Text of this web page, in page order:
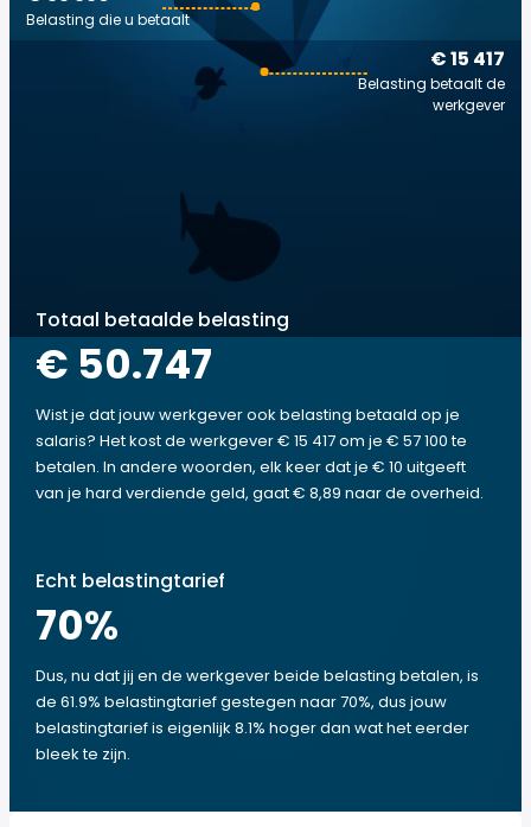
€ 15 417
Belasting betaalt de
werkgever
Belasting die u betaalt
Totaal betaalde belasting
€ 50.747
Wist je dat jouw werkgever ook belasting betaald op je
salaris? Het kost de werkgever € 15 417 om je € 57 100 te
betalen. In andere woorden, elk keer dat je € 10 uitgeeft
van je hard verdiende geld, gaat € 8,89 naar de overheid.
Echt belastingtarief
70%
Dus, nu dat jij en de werkgever beide belasting betalen, is
de 61.9% belastingtarief gestegen naar 70%, dus jouw
belastingtarief is eigenlijk 8.1% hoger dan wat het eerder
bleek te zijn.